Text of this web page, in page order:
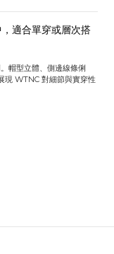
適合單穿或層次搭
帽型立體、側邊線條俐
現 WTNC 對細節與實穿性